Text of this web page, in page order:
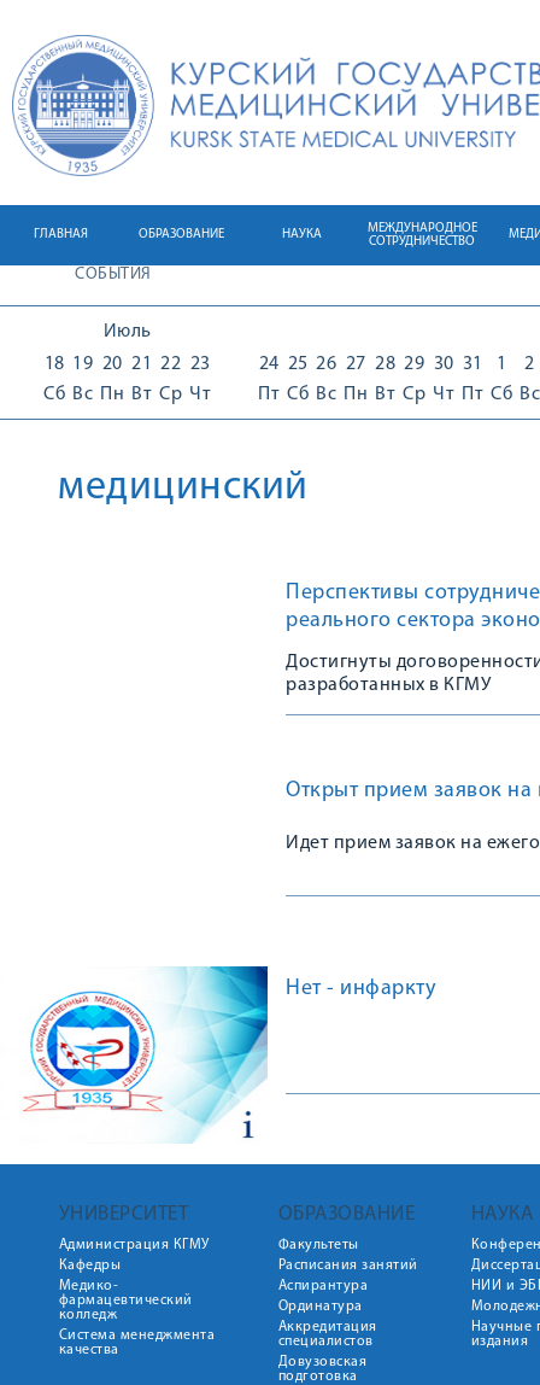
ГЛАВНАЯ ОБРАЗОВАНИЕ НАУКА
МЕЖДУНАРОДНОЕ
СОТРУДНИЧЕСТВО
СОБЫТИЯ
Июль
18
Сб
19
Вс
20
Пн
21
Вт
22
Ср
23
Чт
24
Пт
25
Сб
26
Вс
27
Пн
28
Вт
29
Ср
30
Чт
31
Пт
1
Сб
2
Вс
медицинский
Перспективы
реального сектора
Достигнуты
разработанных в КГМУ
Открыт прием заявок на
Идет прием заявок на
Нет - инфаркту
УНИВЕРСИТЕТ
Администрация КГМУ
Кафедры
Медико-
фармацевтический
колледж
Система менеджмента
качества
ОБРАЗОВАНИЕ
Факультеты
Расписания занятий
Аспирантура
Ординатура
Аккредитация
специалистов
Довузовская
подготовка
НАУКА
НИИ и
Научные
издания